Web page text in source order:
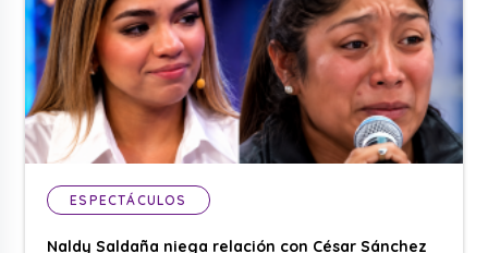
ESPECTÁCULOS
Naldy Saldaña niega relación con César Sánchez